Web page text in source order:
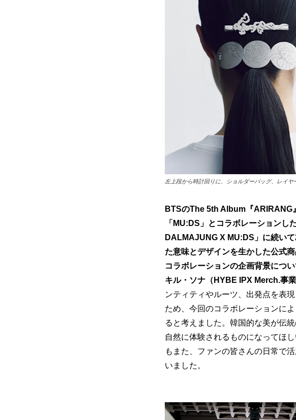
左上段から時計回りに、ショルダーバッグ、レイ
BTSのThe 5th Album『ARIRANG
「MU:DS」とコラボレーション
DALMAJUNG X MU:DS」に続い
た意味とデザインを生かした公式
コラボレーションの企画背景につ
キル・ソナ（HYBE IPX Merch.事
ンティティやルーツ、出発点を表
ため、今回のコラボレーションに
ると考えました。韓国的な美が伝
自然に体験されるものになってほ
もまた、ファンの皆さんの日常で
いました。